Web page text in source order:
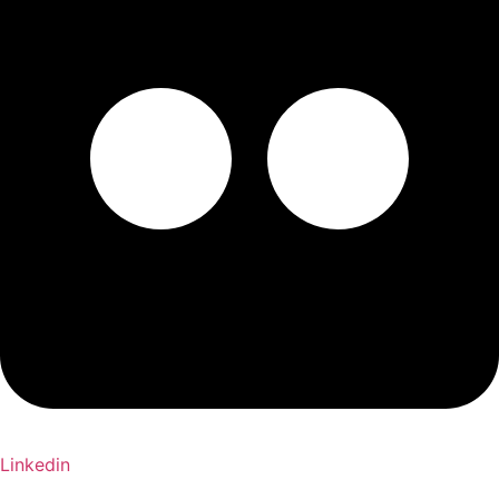
Linkedin